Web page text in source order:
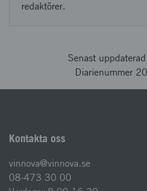
redaktörer.
Senast
Diarienummer
Kontakta oss
vinnova@vinnova.se
08-473 30 00